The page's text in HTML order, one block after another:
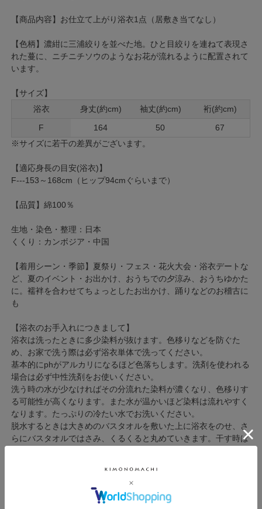
【商品内容】お仕立て上がり浴衣1点（居敷き当てなし）
【色柄】濃紺に三浦絞りを並べた地。ひと目絞りを連ねて表現さ
れた蔓に、ニチニチソウのようなお花が流れるように配置されて
います。
【サイズ】
浴衣
身丈(約cm) 袖丈(約cm)
裄(約cm)
F
164 50
67
※サイズに若干の差異がございます。
【適応身長の目安(浴衣)】
F---153～168cm（ヒップ94cmぐらいまで）
【品質】綿100％
生地・染色・整理：日本
くくり：カンボジア・中国
【着用シーン・季節】夏祭り・フェス・花火大会・浴衣デートな
ど、夏のイベント・お出かけ、おうちでの夕涼み、おうちゆかた
に。襦袢を合わせてちょっとしたお出かけ、踊りなどのお稽古に
も
【浴衣のお手入れにつきまして】
浴衣は洗ったときに多少染料が抜けます。色移りなどを防ぐた
め、お家で洗う際は必ず浴衣単体で洗ってください。
基本的にphがアルカリになるほど色落ちします。洗剤を使われる
場合は必ず中性洗剤をお使いください。
洗う時の水が少なければその分流れた染料が濃くなり、色移りす
る可能性が高くなります。また水が温かいほど染料は流れやすく
なります。たっぷりの冷たい水でお洗いください。
脱水するときは大きめのバスタオルを敷いた上に浴衣をのせ、さ
らにバスタオルではさみ、くるくると丸めていきます。干す時は
アイロンは半乾きのうちにかけるのがコツです。